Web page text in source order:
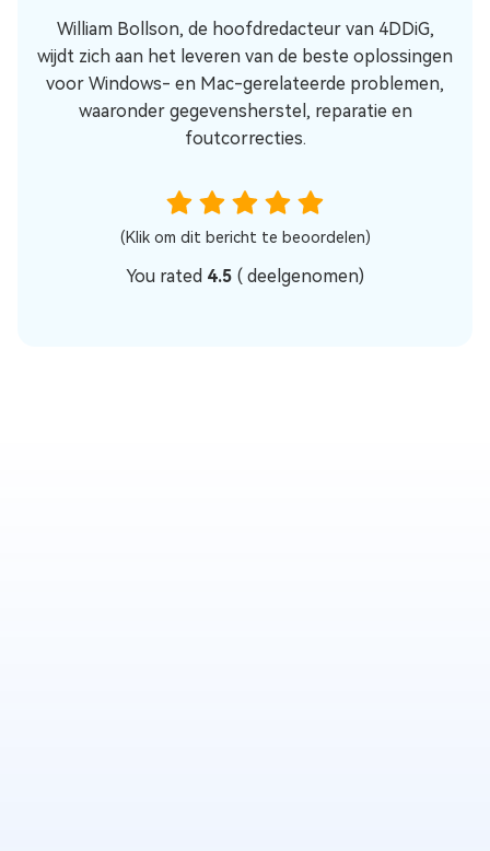
William Bollson, de hoofdredacteur van 4DDiG,
wijdt zich aan het leveren van de beste oplossingen
voor Windows- en Mac-gerelateerde problemen,
waaronder gegevensherstel, reparatie en
foutcorrecties.
(Klik om dit bericht te beoordelen)
You rated 4.5 ( deelgenomen)